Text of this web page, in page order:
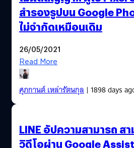
สำรองรูปบน Google
ไม่จำกัดเหมือนเดิม
26/05/2021
Read More
ศุภกานต์ เหล่ารัตนกุล| 1898 days
LINE อัปความสามารถ ส
วิดีโอผ่าน Google